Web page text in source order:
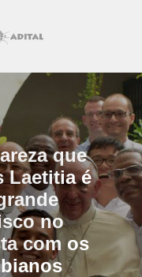
que
Laetitia é
no
com os